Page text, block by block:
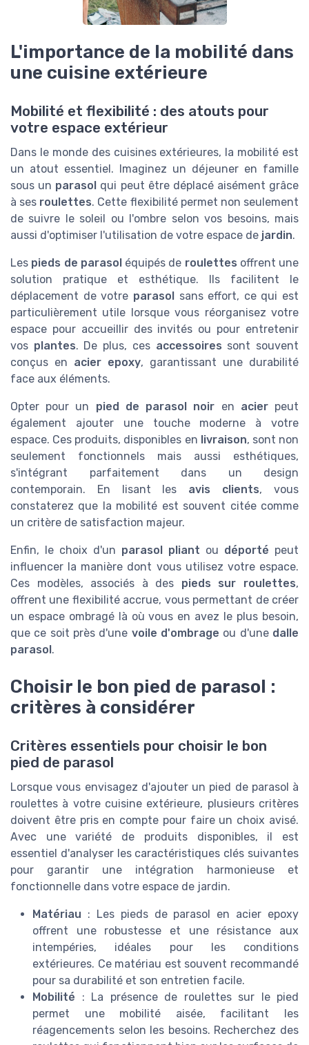
L'importance de la mobilité dans
une cuisine extérieure
Mobilité et flexibilité : des atouts pour
votre espace extérieur
Dans le monde des cuisines extérieures, la mobilité est
un atout essentiel. Imaginez un déjeuner en famille
sous un parasol qui peut être déplacé aisément grâce
à ses roulettes. Cette flexibilité permet non seulement
de suivre le soleil ou l'ombre selon vos besoins, mais
aussi d'optimiser l'utilisation de votre espace de jardin.
Les pieds de parasoléquipés de roulettes offrent une
solution pratique et esthétique. Ils facilitent le
déplacement de votre parasolsans effort, ce qui est
particulièrement utile lorsque vous réorganisez votre
espace pour accueillir des invités ou pour entretenir
vos plantes. De plus, ces accessoires sont souvent
conçus en acier epoxy, garantissant une durabilité
face aux éléments.
Opter pour un pied de parasol noir en acierpeut
également ajouter une touche moderne à votre
espace. Ces produits, disponibles en livraison, sont non
seulement fonctionnels mais aussi esthétiques,
s'intégrant parfaitement dans un design
contemporain. En lisant les avis clients, vous
constaterez que la mobilité est souvent citée comme
un critère de satisfaction majeur.
Enfin, le choix d'un parasol pliant ou déporté peut
influencer la manière dont vous utilisez votre espace.
Ces modèles, associés à des pieds sur roulettes,
offrent une flexibilité accrue, vous permettant de créer
un espace ombragé là où vous en avez le plus besoin,
que ce soit près d'une voile d'ombrage ou d'une dalle
parasol.
Choisir le bon pied de parasol :
critères à considérer
Critères essentiels pour choisir le bon
pied de parasol
Lorsque vous envisagez d'ajouter un pied de parasol à
roulettes à votre cuisine extérieure, plusieurs critères
doivent être pris en compte pour faire un choix avisé.
Avec une variété de produits disponibles, il est
essentiel d'analyser les caractéristiques clés suivantes
pour garantir une intégration harmonieuse et
fonctionnelle dans votre espace de jardin.
Matériau : Les pieds de parasol en acier epoxy
offrent une robustesse et une résistance aux
intempéries, idéales pour les conditions
extérieures. Ce matériau est souvent recommandé
pour sa durabilité et son entretien facile.
Mobilité : La présence de roulettes sur le pied
permet une mobilité aisée, facilitant les
réagencements selon les besoins. Recherchez des